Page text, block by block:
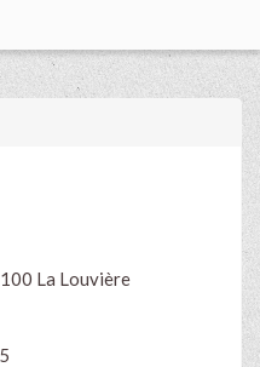
La Louvière